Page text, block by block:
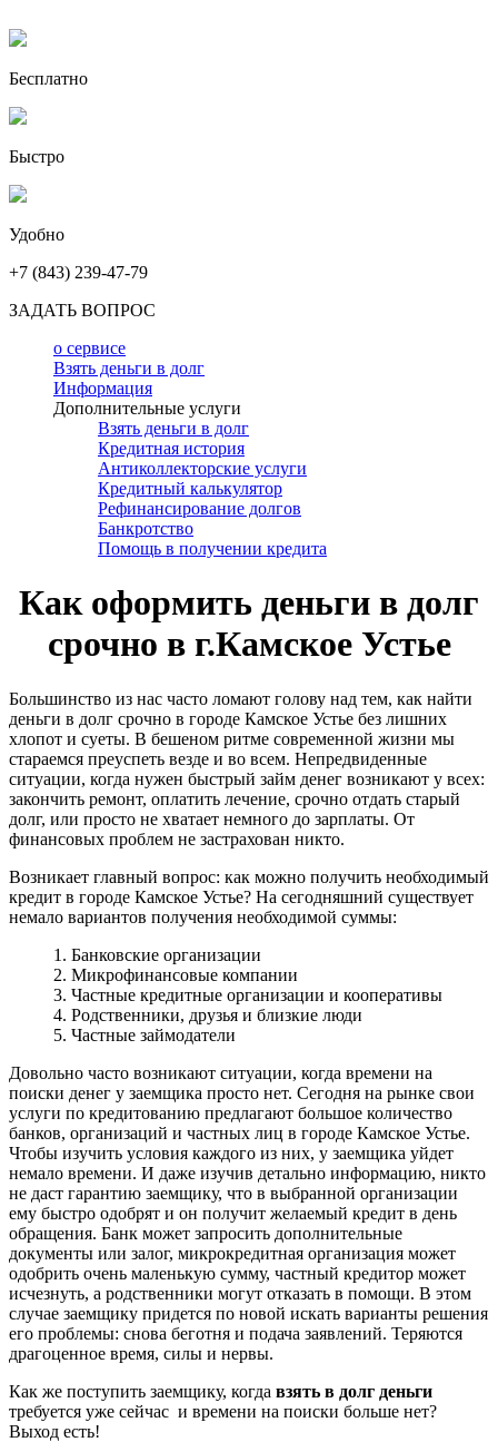
Бесплатно
Быстро
Удобно
+7 (843) 239-47-79
ЗАДАТЬ ВОПРОС
о сервисе
Взять деньги в долг
Информация
Дополнительные услуги
Взять деньги в долг
Кредитная история
Антиколлекторские услуги
Кредитный калькулятор
Рефинансирование долгов
Банкротство
Помощь в получении кредита
Как оформить деньги в долг
срочно в г.Камское Устье
Большинство из нас часто ломают голову над тем, как найти
деньги в долг срочно в городе Камское Устье без лишних
хлопот и суеты. В бешеном ритме современной жизни мы
стараемся преуспеть везде и во всем. Непредвиденные
ситуации, когда нужен быстрый займ денег возникают у всех:
закончить ремонт, оплатить лечение, срочно отдать старый
долг, или просто не хватает немного до зарплаты. От
финансовых проблем не застрахован никто.
Возникает главный вопрос: как можно получить необходимый
кредит в городе Камское Устье? На сегодняшний существует
немало вариантов получения необходимой суммы:
1. Банковские организации
2. Микрофинансовые компании
3. Частные кредитные организации и кооперативы
4. Родственники, друзья и близкие люди
5. Частные займодатели
Довольно часто возникают ситуации, когда времени на
поиски денег у заемщика просто нет. Сегодня на рынке свои
услуги по кредитованию предлагают большое количество
банков, организаций и частных лиц в городе Камское Устье.
Чтобы изучить условия каждого из них, у заемщика уйдет
немало времени. И даже изучив детально информацию, никто
не даст гарантию заемщику, что в выбранной организации
ему быстро одобрят и он получит желаемый кредит в день
обращения. Банк может запросить дополнительные
документы или залог, микрокредитная организация может
одобрить очень маленькую сумму, частный кредитор может
исчезнуть, а родственники могут отказать в помощи. В этом
случае заемщику придется по новой искать варианты решения
его проблемы: снова беготня и подача заявлений. Теряются
драгоценное время, силы и нервы.
Как же поступить заемщику, когда взять в долг деньги
требуется уже сейчас и времени на поиски больше нет?
Выход есть!